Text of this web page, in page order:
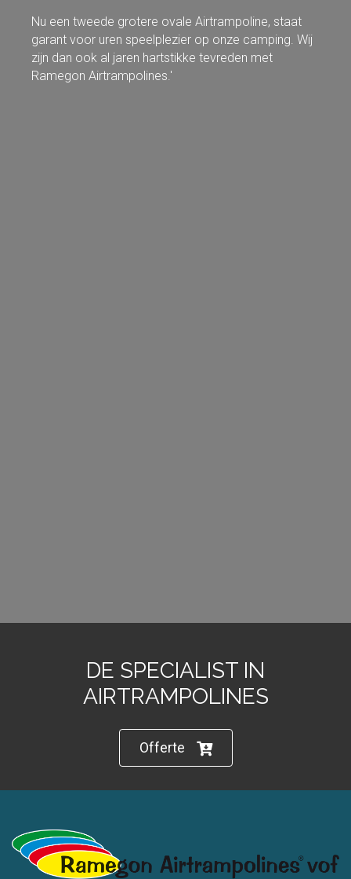
Nu een tweede grotere ovale Airtrampoline, staat
garant voor uren speelplezier op onze camping. Wij
zijn dan ook al jaren hartstikke tevreden met
Ramegon Airtrampolines.'
DE SPECIALIST IN
AIRTRAMPOLINES
Offerte